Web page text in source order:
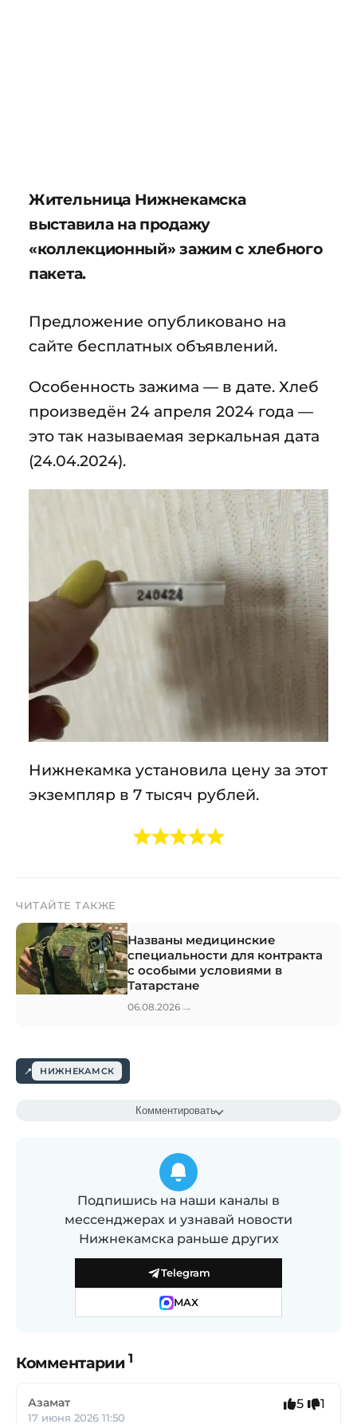
Жительница Нижнекамска
выставила на продажу
«коллекционный» зажим с хлебного
пакета.
Предложение опубликовано на
сайте бесплатных объявлений.
Особенность зажима — в дате. Хлеб
произведён 24 апреля 2024 года —
это так называемая зеркальная дата
(24.04.2024).
Нижнекамка установила цену за этот
экземпляр в 7 тысяч рублей.
ЧИТАЙТЕ ТАКЖЕ
Названы медицинские
специальности для контракта
с особыми условиями в
Татарстане
06.08.2026 →
НИЖНЕКАМСК
Комментировать
Подпишись на наши каналы в
мессенджерах и узнавай новости
Нижнекамска раньше других
Telegram
MAX
Комментарии 1
5 1
Азамат
17 июня 2026 11:50